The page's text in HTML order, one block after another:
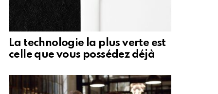
La technologie la plus verte est
celle que vous possédez déjà